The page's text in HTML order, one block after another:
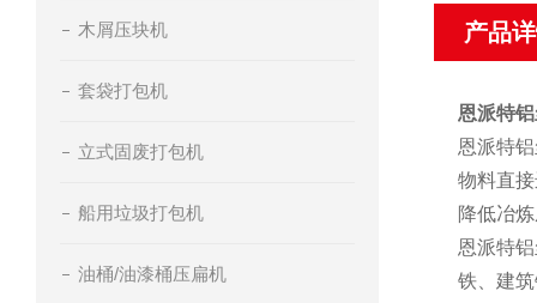
木屑压块机
套袋打包机
立式固废打包机
船用垃圾打包机
油桶/油漆桶压扁机
产品
恩派特
恩派特
物料直
降低冶
恩派特
铁、建